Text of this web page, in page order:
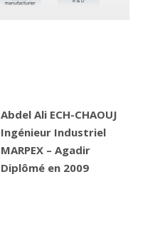
Abdel Ali ECH-CHAOUJ
Ingénieur Industriel
MARPEX – Agadir
Diplômé en 2009